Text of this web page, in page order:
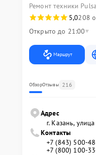
Ремонт техники
5,0208
Открыто до 21:00
Маршрут
ОбзорОтзывы 216
Адрес
г. Казань,
Контакты
+7 (843) 500-
+7 (800) 100-